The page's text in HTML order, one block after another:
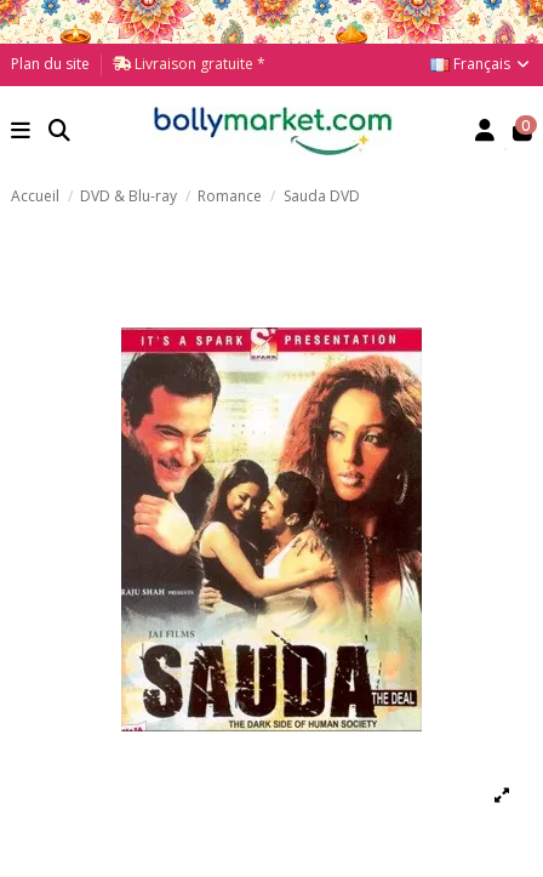
Plan du site Livraison gratuite * Français
0
Accueil DVD & Blu-ray Romance Sauda DVD